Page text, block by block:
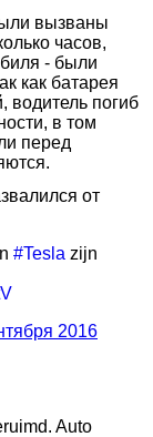
вызваны
часов,
- были
как батарея
водитель погиб
в том
перед
от
#Tesla zijn
2016
Auto